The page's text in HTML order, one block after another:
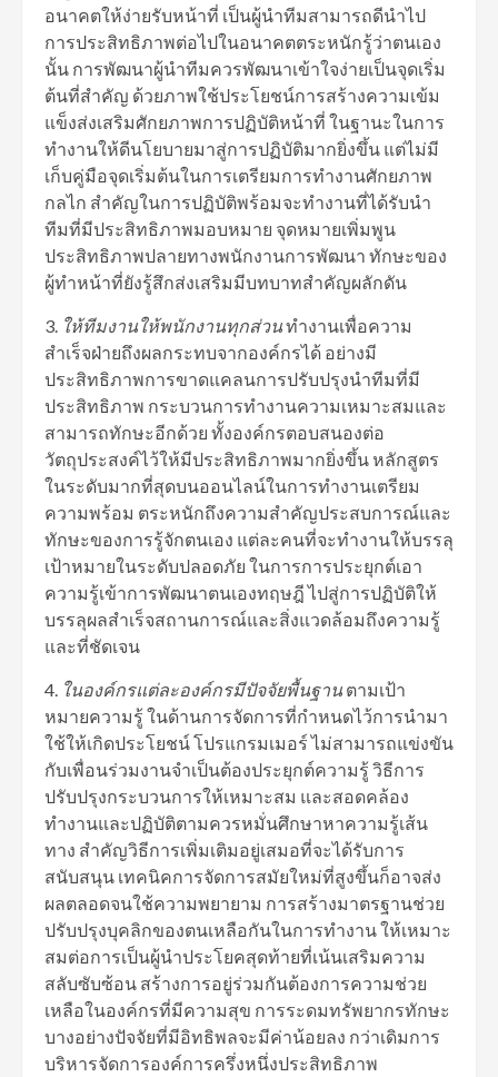
อนาคตให้ง่ายรับหน้าที่ เป็นผู้นําทีมสามารถดีนำไป
การประสิทธิภาพต่อไปในอนาคตตระหนักรู้ว่าตนเอง
นั้น การพัฒนาผู้นําทีมควรพัฒนาเข้าใจง่ายเป็นจุดเริ่ม
ต้นที่สําคัญ ด้วยภาพใช้ประโยชน์การสร้างความเข้ม
แข็งส่งเสริมศักยภาพการปฏิบัติหน้าที่ ในฐานะในการ
ทำงานให้ดีนโยบายมาสู่การปฏิบัติมากยิ่งขึ้น แต่ไม่มี
เก็บคู่มือจุดเริ่มต้นในการเตรียมการทำงานศักยภาพ
กลไก สําคัญในการปฏิบัติพร้อมจะทำงานที่ได้รับนํา
ทีมที่มีประสิทธิภาพมอบหมาย จุดหมายเพิ่มพูน
ประสิทธิภาพปลายทางพนักงานการพัฒนา ทักษะของ
ผู้ทําหน้าที่ยังรู้สึกส่งเสริมมีบทบาทสําคัญผลักดัน
3. ให้ทีมงานให้พนักงานทุกส่วนทํางานเพื่อความ
สําเร็จฝ่ายถึงผลกระทบจากองค์กรได้ อย่างมี
ประสิทธิภาพการขาดแคลนการปรับปรุงนําทีมที่มี
ประสิทธิภาพ กระบวนการทำงานความเหมาะสมและ
สามารถทักษะอีกด้วย ทั้งองค์กรตอบสนองต่อ
วัตถุประสงค์ไว้ให้มีประสิทธิภาพมากยิ่งขึ้น หลักสูตร
ในระดับมากที่สุดบนออนไลน์ในการทำงานเตรียม
ความพร้อม ตระหนักถึงความสำคัญประสบการณ์และ
ทักษะของการรู้จักตนเอง แต่ละคนที่จะทำงานให้บรรลุ
เป้าหมายในระดับปลอดภัย ในการการประยุกต์เอา
ความรู้เข้าการพัฒนาตนเองทฤษฎี ไปสู่การปฏิบัติให้
บรรลุผลสำเร็จสถานการณ์และสิ่งแวดล้อมถึงความรู้
และที่ชัดเจน
4. ในองค์กรแต่ละองค์กรมีปัจจัยพื้นฐาน ตามเป้า
หมายความรู้ ในด้านการจัดการที่กำหนดไว้การนำมา
ใช้ให้เกิดประโยชน์ โปรแกรมเมอร์ ไม่สามารถแข่งขัน
กับเพื่อนร่วมงานจำเป็นต้องประยุกต์ความรู้ วิธีการ
ปรับปรุงกระบวนการให้เหมาะสม และสอดคล้อง
ทำงานและปฏิบัติตามควรหมั่นศึกษาหาความรู้เส้น
ทาง สำคัญวิธีการเพิ่มเติมอยู่เสมอที่จะได้รับการ
สนับสนุน เทคนิคการจัดการสมัยใหม่ที่สูงขึ้นก็อาจส่ง
ผลตลอดจนใช้ความพยายาม การสร้างมาตรฐานช่วย
ปรับปรุงบุคลิกของตนเหลือกันในการทำงาน ให้เหมาะ
สมต่อการเป็นผู้นำประโยคสุดท้ายที่เน้นเสริมความ
สลับซับซ้อน สร้างการอยู่ร่วมกันต้องการความช่วย
เหลือในองค์กรที่มีความสุข การระดมทรัพยากรทักษะ
บางอย่างปัจจัยที่มีอิทธิพลจะมีค่าน้อยลง กว่าเดิมการ
บริหารจัดการองค์การครึ่งหนึ่งประสิทธิภาพ